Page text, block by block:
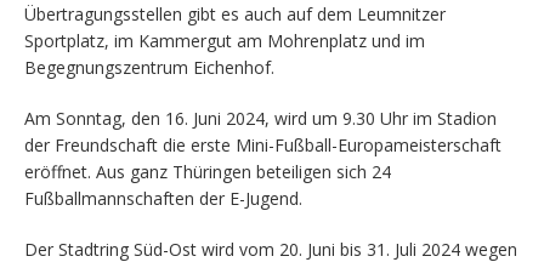
Übertragungsstellen gibt es auch auf dem Leumnitzer
Sportplatz, im Kammergut am Mohrenplatz und im
Begegnungszentrum Eichenhof.
Am Sonntag, den 16. Juni 2024, wird um 9.30 Uhr im Stadion
der Freundschaft die erste Mini-Fußball-Europameisterschaft
eröffnet. Aus ganz Thüringen beteiligen sich 24
Fußballmannschaften der E-Jugend.
Der Stadtring Süd-Ost wird vom 20. Juni bis 31. Juli 2024 wegen